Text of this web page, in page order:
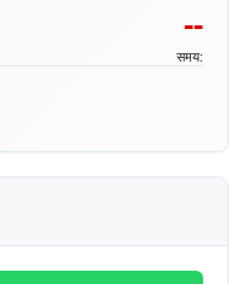
--
समय: